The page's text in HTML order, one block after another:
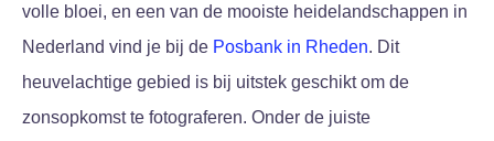
volle bloei, en een van de mooiste heidelandschappen in
Nederland vind je bij de Posbank in Rheden. Dit
heuvelachtige gebied is bij uitstek geschikt om de
zonsopkomst te fotograferen. Onder de juiste